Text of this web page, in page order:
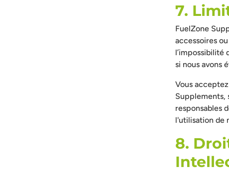
7.
FuelZone
accessoires
l’impossibilité
si nous avons
Vous
Supplements,
responsables
l'utilisation de
8.